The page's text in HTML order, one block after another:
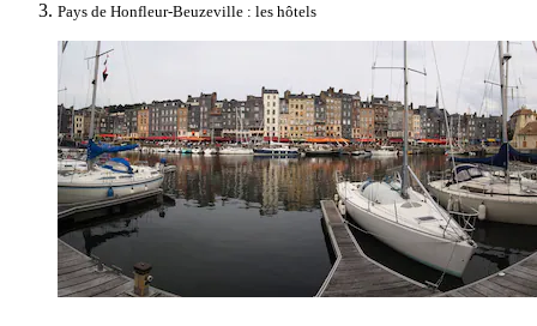
Pays de Honfleur-Beuzeville : les hôtels